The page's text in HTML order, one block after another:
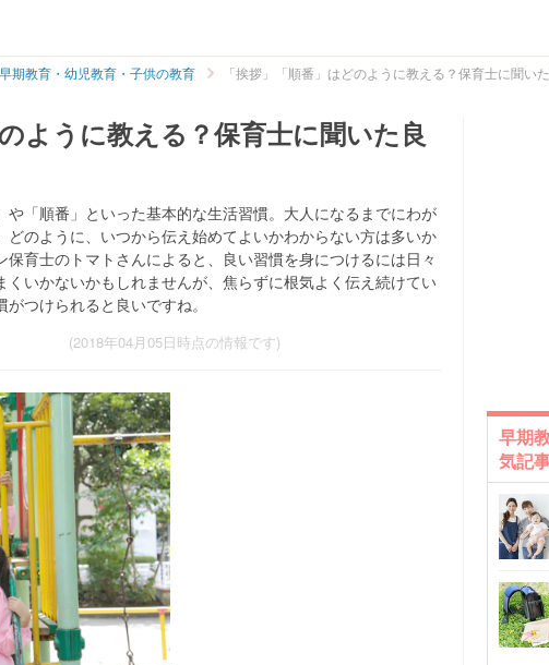
早期教育・幼児教育・子供の教育 「挨拶」「順番」はどのように教える？保育士に聞い
ように教える？保育士に聞いた良
「順番」といった基本的な生活習慣。大人になるまでにわが
のように、いつから伝え始めてよいかわからない方は多いか
育士のトマトさんによると、良い習慣を身につけるには日々
いかないかもしれませんが、焦らずに根気よく伝え続けてい
つけられると良いですね。
(2018年04月05日時点の情報です)
早期
気記